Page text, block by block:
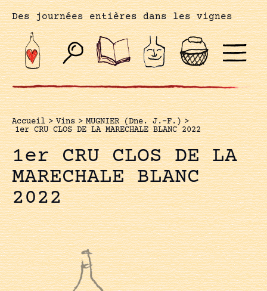
Des journées entières dans les vignes
Accueil > Vins > MUGNIER (Dne. J.-F.) >
1er CRU CLOS DE LA MARECHALE BLANC 2022
1er CRU CLOS DE LA
MARECHALE BLANC
2022